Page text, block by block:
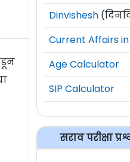
Dinvishesh
Current Affairs
Age Calculator
SIP Calculator
सराव परीक्षा